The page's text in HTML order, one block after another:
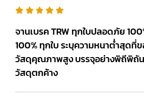
จานเบรค TRW ทุกใบปลอดภัย
100% ทุกใบ ระบุความหนาต่ำสุดที่
วัสดุคุณภาพสูง บรรจุอย่างพิถีพิถั
วัสดุตกค้าง